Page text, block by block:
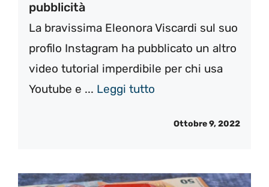
pubblicità
La bravissima Eleonora Viscardi sul suo
profilo Instagram ha pubblicato un altro
video tutorial imperdibile per chi usa
Youtube e ... Leggi tutto
Ottobre 9, 2022